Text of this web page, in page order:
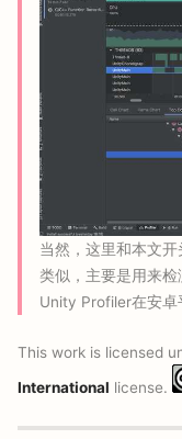
当然，这里和本文
类似，主要是用来
Unity Profiler在安卓
This work is licensed
International license.